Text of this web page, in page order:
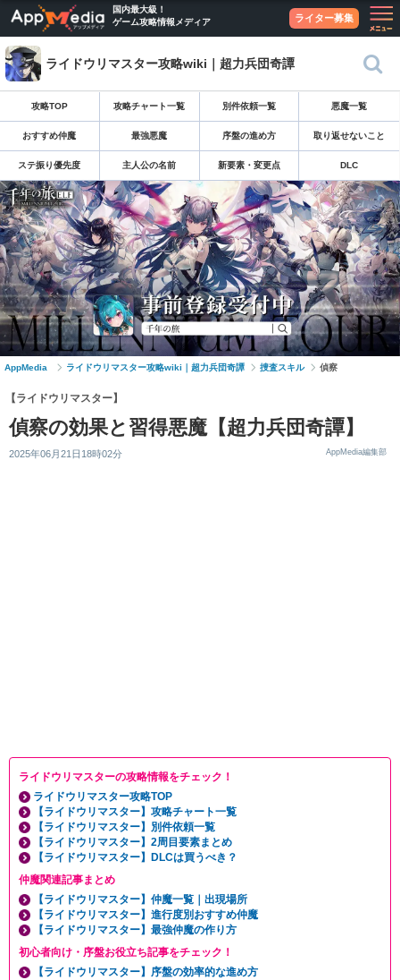
国内最大級！
ゲーム攻略情報メディア
ライター募集
ライドウリマスター攻略wiki｜超力兵団奇譚
攻略TOP 攻略チャート一覧 別件依頼一覧 悪魔一覧
おすすめ仲魔 最強悪魔 序盤の進め方 取り返せないこと
ステ振り優先度 主人公の名前 新要素・変更点 DLC
AppMedia ライドウリマスター攻略wiki｜超力兵団奇譚 捜査スキル 偵察
【ライドウリマスター】
偵察の効果と習得悪魔【超力兵団奇譚】
2025年06月21日18時02分 AppMedia編集部
ライドウリマスターの攻略情報をチェック！
ライドウリマスター攻略TOP
【ライドウリマスター】攻略チャート一覧
【ライドウリマスター】別件依頼一覧
【ライドウリマスター】2周目要素まとめ
【ライドウリマスター】DLCは買うべき？
仲魔関連記事まとめ
【ライドウリマスター】仲魔一覧｜出現場所
【ライドウリマスター】進行度別おすすめ仲魔
【ライドウリマスター】最強仲魔の作り方
初心者向け・序盤お役立ち記事をチェック！
【ライドウリマスター】序盤の効率的な進め方